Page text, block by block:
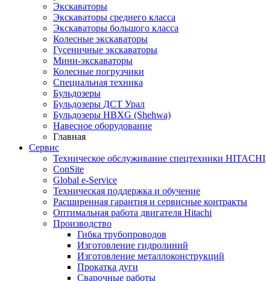
Экскаваторы
Экскаваторы среднего класса
Экскаваторы большого класса
Колесные экскаваторы
Гусеничные экскаваторы
Мини-экскаваторы
Колесные погрузчики
Специальная техника
Бульдозеры
Бульдозеры ДСТ Урал
Бульдозеры HBXG (Shehwa)
Навесное оборудование
Главная
Сервис
Техническое обслуживание спецтехники HITACHI
ConSite
Global e-Service
Техническая поддержка и обучение
Расширенная гарантия и сервисные контракты
Оптимальная работа двигателя Hitachi
Производство
Гибка трубопроводов
Изготовление гидролиний
Изготовление металлоконструкций
Прокатка дуги
Сварочные работы